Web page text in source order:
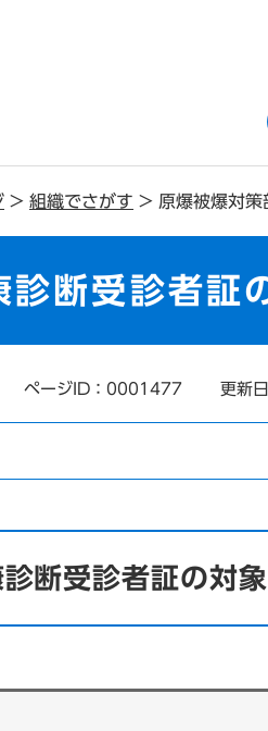
> 組織でさがす > 原爆被爆対策
診断受診者証
ページID：0001477 更新
断受診者証の対